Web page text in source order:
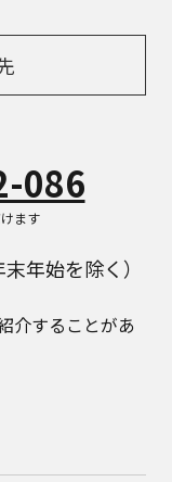
086
ます
年始を除く）
介することがあ